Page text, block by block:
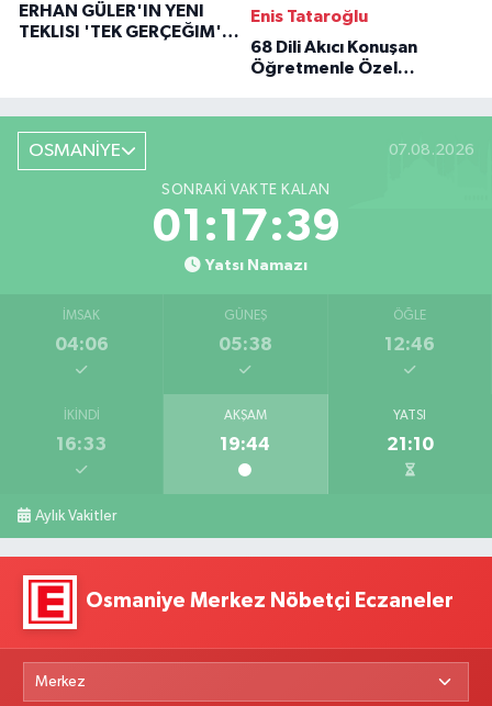
ERHAN GÜLER'IN YENI
TEKLISI 'TEK GERÇEĞIM'LE
Enis Tataroğlu
68 Dili Akıcı Konuşan
Öğretmenle Özel
OSMANİYE 07.08.2026
SONRAKI VAKTE KALAN
01:17:38
Yatsı Namazı
İMSAK
04:06
GÜNEŞ
05:38
ÖĞLE
12:46
İKINDI
16:33
AKŞAM
19:44
YATSI
21:10
Aylık Vakitler
Osmaniye Merkez Nöbetçi Eczaneler